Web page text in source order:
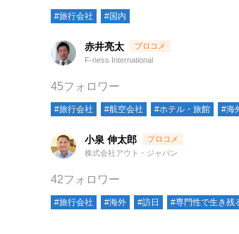
#旅行会社 #国内
赤井亮太
F-ness International
45フォロワー
#旅行会社 #航空会社 #ホテル・旅館 #海
小泉 伸太郎
株式会社アウト・ジャパン
42フォロワー
#旅行会社 #海外 #訪日 #専門性で生き残